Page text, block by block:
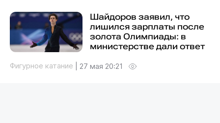
Шайдоров заявил, что
лишился зарплаты после
золота Олимпиады: в
министерстве дали ответ
Фигурное катание 27 мая 20:21